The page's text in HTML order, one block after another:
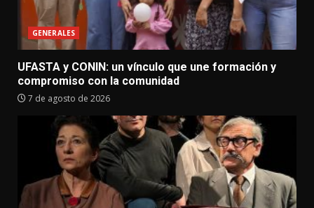
GENERALES
UFASTA y CONIN: un vínculo que une formación y
compromiso con la comunidad
7 de agosto de 2026